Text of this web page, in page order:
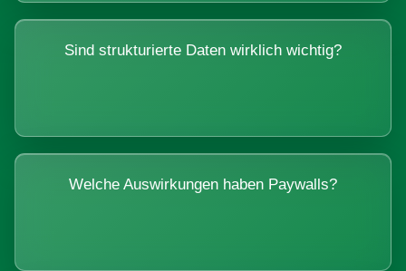
Sind strukturierte Daten wirklich wichtig?
Welche Auswirkungen haben Paywalls?